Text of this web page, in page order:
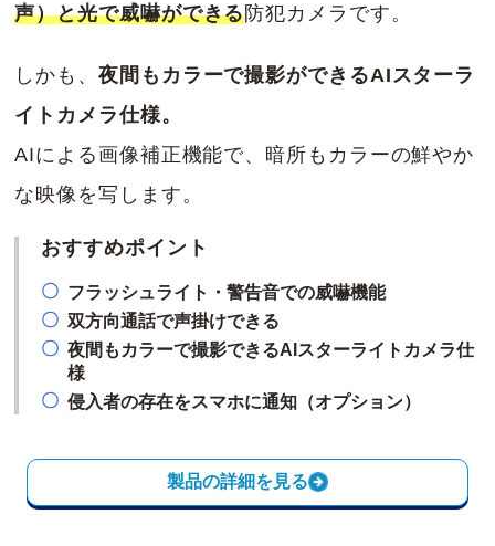
声）と光で威嚇ができる防犯カメラです。
しかも、夜間もカラーで撮影ができるAIスターラ
イトカメラ仕様。
AIによる画像補正機能で、暗所もカラーの鮮やか
な映像を写します。
おすすめポイント
フラッシュライト・警告音での威嚇機能
双方向通話で声掛けできる
夜間もカラーで撮影できるAIスターライトカメラ仕
様
侵入者の存在をスマホに通知（オプション）
製品の詳細を見る